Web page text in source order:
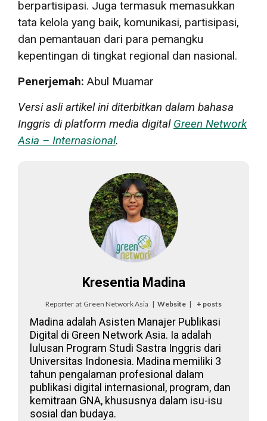
berpartisipasi. Juga termasuk memasukkan
tata kelola yang baik, komunikasi, partisipasi,
dan pemantauan dari para pemangku
kepentingan di tingkat regional dan nasional.
Penerjemah: Abul Muamar
Versi asli artikel ini diterbitkan dalam bahasa
Inggris di platform media digital Green Network
Asia – Internasional.
Kresentia Madina
Reporter at Green Network Asia | Website | + posts
Madina adalah Asisten Manajer Publikasi
Digital di Green Network Asia. Ia adalah
lulusan Program Studi Sastra Inggris dari
Universitas Indonesia. Madina memiliki 3
tahun pengalaman profesional dalam
publikasi digital internasional, program, dan
kemitraan GNA, khususnya dalam isu-isu
sosial dan budaya.